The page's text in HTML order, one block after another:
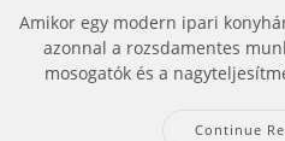
Amikor egy modern ipari
azonnal a rozsdamentes
mosogatók és a
Continue